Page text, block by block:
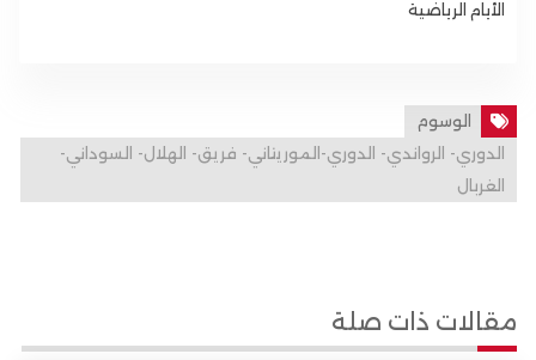
الأيام الرياضية
الوسوم
الدوري- الرواندي- الدوري-الموريتاني- فريق- الهلال- السوداني-
الغربال
مقالات ذات صلة